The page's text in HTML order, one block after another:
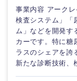
事業内容 アーク
検査システム」「
ム」などを開発す
カーです。特に糖
ラスのシェアを誇
新たな診断技術、